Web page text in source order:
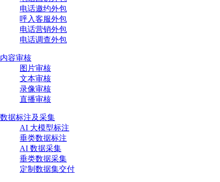
电话邀约外包
呼入客服外包
电话营销外包
电话调查外包
内容审核
图片审核
文本审核
录像审核
直播审核
数据标注及采集
AI 大模型标注
垂类数据标注
AI 数据采集
垂类数据采集
定制数据集交付